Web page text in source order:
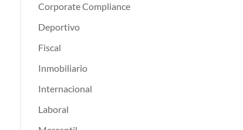
Corporate Compliance
Deportivo
Fiscal
Inmobiliario
Internacional
Laboral